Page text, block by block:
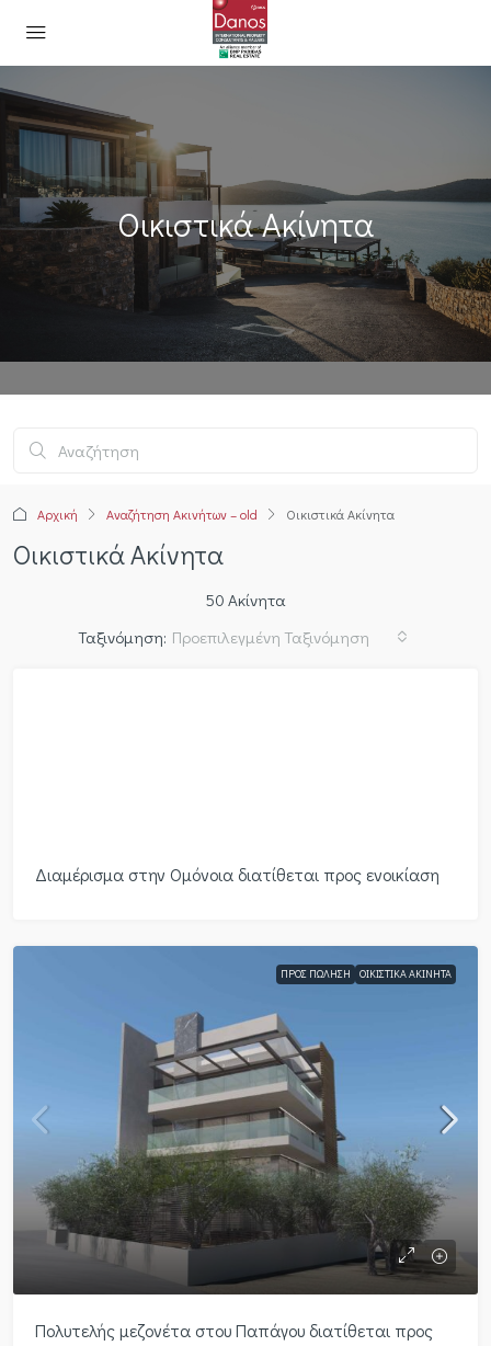
Οικιστικά Ακίνητα
Αρχική Αναζήτηση Ακινήτων – old Οικιστικά Ακίνητα
Οικιστικά Ακίνητα
50 Ακίνητα
Ταξινόμηση: Προεπιλεγμένη Ταξινόμηση
Διαμέρισμα στην Ομόνοια διατίθεται προς ενοικίαση
ΠΡΟΣ ΠΏΛΗΣΗ ΟΙΚΙΣΤΙΚΆ ΑΚΊΝΗΤΑ
Πολυτελής μεζονέτα στου Παπάγου διατίθεται προς